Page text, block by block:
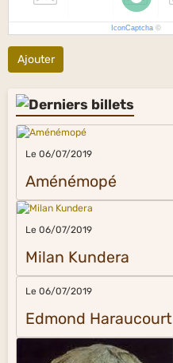
IconCaptcha ©
Ajouter
Le 06/07/2019
Aménémopé
Le 06/07/2019
Milan Kundera
Le 06/07/2019
Edmond Haraucourt